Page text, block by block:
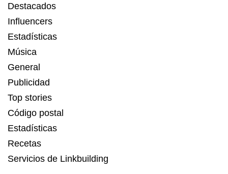
Destacados
Influencers
Estadísticas
Música
General
Publicidad
Top stories
Código postal
Estadísticas
Recetas
Servicios de Linkbuilding